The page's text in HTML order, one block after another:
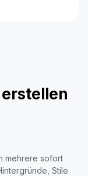
mehrere sofort
Stile